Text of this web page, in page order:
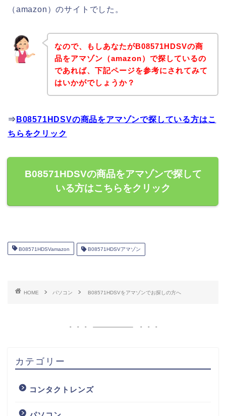
（amazon）のサイトでした。
なので、もしあなたがB08571HDSVの商
品をアマゾン（amazon）で探しているの
であれば、下記ページを参考にされてみて
はいかがでしょうか？
⇒ B08571HDSVの商品をアマゾンで探している方はこ
ちらをクリック
B08571HDSVの商品をアマゾンで探して
いる方はこちらをクリック
B08571HDSVamazon B08571HDSVアマゾン
HOME パソコン B08571HDSVをアマゾンでお探しの方へ
カテゴリー
コンタクトレンズ